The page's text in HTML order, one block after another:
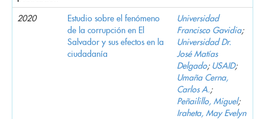
2020
Estudio sobre el fenómeno
de la corrupción en El
Salvador y sus efectos en la
ciudadanía
Universidad
Francisco Gavidia;
Universidad Dr.
José Matías
Delgado; USAID;
Umaña Cerna,
Carlos A.;
Peñailillo, Miguel;
Iraheta, May Evelyn